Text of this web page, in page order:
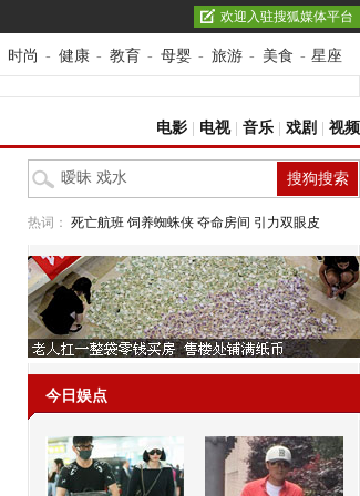
欢迎入驻搜狐媒体平台
时尚 - 健康 - 教育 - 母婴 - 旅游 - 美食 - 星座
电影 电视| 音乐 戏剧 视频
热词： 死亡航班 饲养蜘蛛侠 夺命房间 引力双眼皮
今日娱点